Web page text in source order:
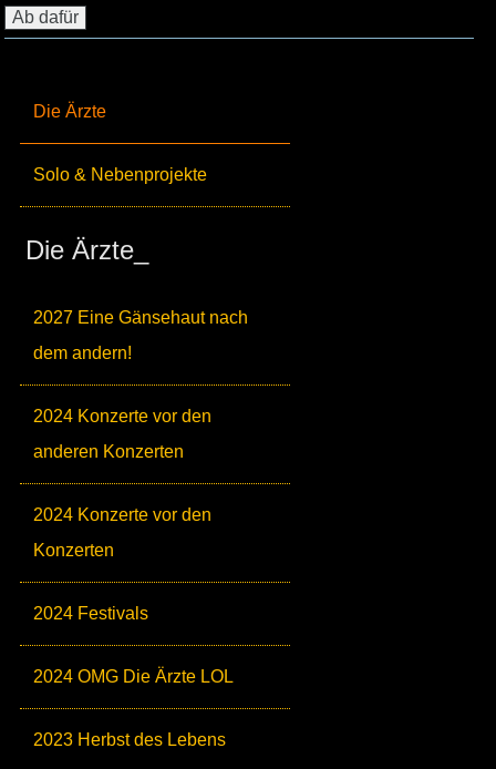
Die Ärzte
Solo & Nebenprojekte
Die Ärzte_
2027 Eine Gänsehaut nach
dem andern!
2024 Konzerte vor den
anderen Konzerten
2024 Konzerte vor den
Konzerten
2024 Festivals
2024 OMG Die Ärzte LOL
2023 Herbst des Lebens